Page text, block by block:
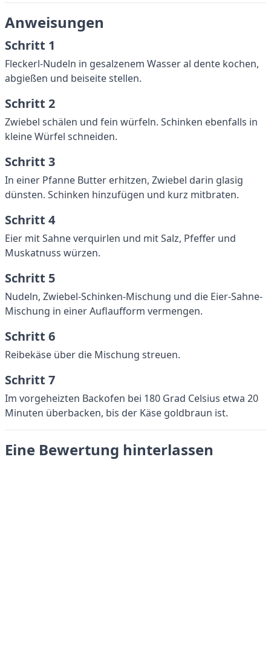
Anweisungen
Schritt 1
Fleckerl-Nudeln in gesalzenem Wasser al dente kochen,
abgießen und beiseite stellen.
Schritt 2
Zwiebel schälen und fein würfeln. Schinken ebenfalls in
kleine Würfel schneiden.
Schritt 3
In einer Pfanne Butter erhitzen, Zwiebel darin glasig
dünsten. Schinken hinzufügen und kurz mitbraten.
Schritt 4
Eier mit Sahne verquirlen und mit Salz, Pfeffer und
Muskatnuss würzen.
Schritt 5
Nudeln, Zwiebel-Schinken-Mischung und die Eier-Sahne-
Mischung in einer Auflaufform vermengen.
Schritt 6
Reibekäse über die Mischung streuen.
Schritt 7
Im vorgeheizten Backofen bei 180 Grad Celsius etwa 20
Minuten überbacken, bis der Käse goldbraun ist.
Eine Bewertung hinterlassen